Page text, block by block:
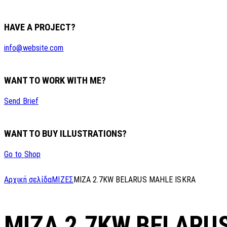
HAVE A PROJECT?
info@website.com
WANT TO WORK WITH ME?
Send Brief
WANT TO BUY ILLUSTRATIONS?
Go to Shop
Αρχική σελίδαΜΙΖΕΣ MIZA 2.7KW BELARUS MAHLE ISKRA